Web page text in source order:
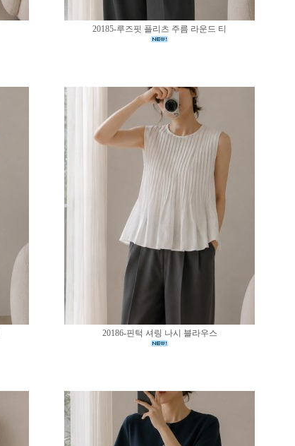
20185-루즈핏 플리츠 주름 라운드 티
20186-핀턱 셔링 나시 블라우스